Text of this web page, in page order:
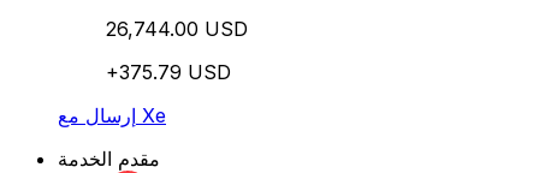
26,744.00 USD
+375.79 USD
إرسال مع Xe
مقدم الخدمة